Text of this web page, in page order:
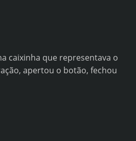
caixinha que representava o
apertou o botão, fechou